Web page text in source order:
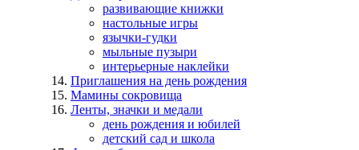
развивающие книжки
настольные игры
язычки-гудки
мыльные пузыри
интерьерные наклейки
Приглашения на день рождения
Мамины сокровища
Ленты, значки и медали
день рождения и юбилей
детский сад и школа